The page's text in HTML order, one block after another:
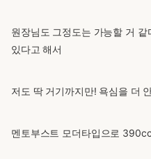
원장님도 그정도는 가능할 거
있다고 해서
저도 딱 거기까지만! 욕심을 더
멘토부스트 모더타입으로